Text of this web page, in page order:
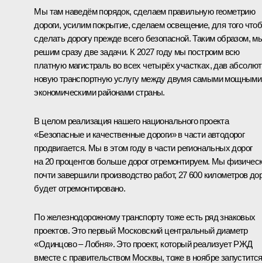
Мы там наведём порядок, сделаем правильную геометрию
дороги, усилим покрытие, сделаем освещение, для того
сделать дорогу прежде всего безопасной. Таким образом,
решим сразу две задачи. К 2027 году мы построим всю
платную магистраль во всех четырёх участках, дав
новую транспортную услугу между двумя самыми мощными
экономическими районами страны.
В целом реализация нашего национального проекта
«Безопасные и качественные дороги» в части автодорог
продвигается. Мы в этом году в части региональных дорог
на 20 процентов больше дорог отремонтируем. Мы
почти завершили производство работ, 27 600 километров
будет отремонтировано.
По железнодорожному транспорту тоже есть ряд знаковых
проектов. Это первый Московский центральный диаметр
«Одинцово – Лобня». Это проект, который реализует РЖД
вместе с правительством Москвы, тоже в ноябре